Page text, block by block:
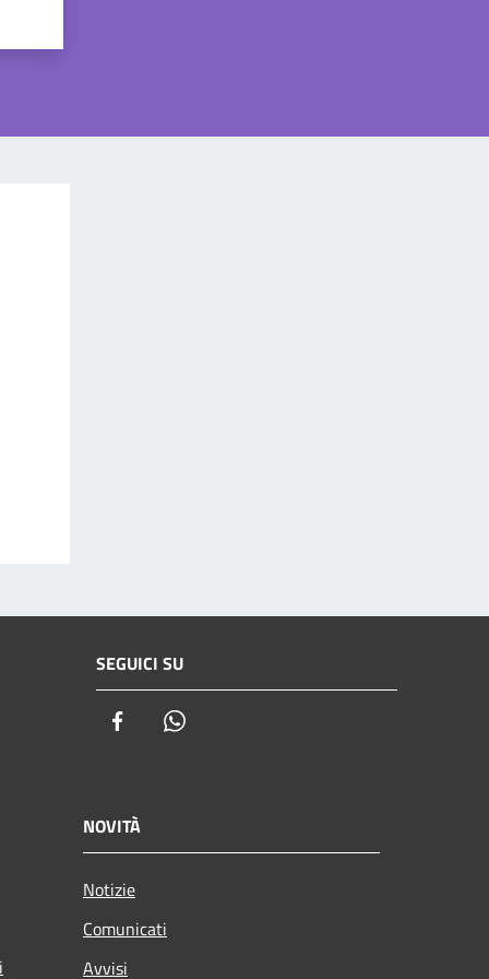
SEGUICI SU
Facebook
NOVITÀ
Notizie
Comunicati
Avvisi